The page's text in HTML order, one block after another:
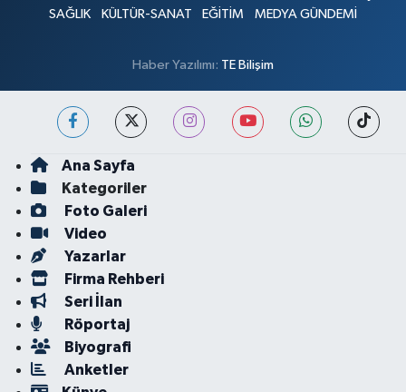
SAĞLIK
KÜLTÜR-SANAT EĞİTİM MEDYA GÜNDEMİ
Haber Yazılımı: TE Bilişim
Ana Sayfa
Kategoriler
Foto Galeri
Video
Yazarlar
Firma Rehberi
Seri İlan
Röportaj
Biyografi
Anketler